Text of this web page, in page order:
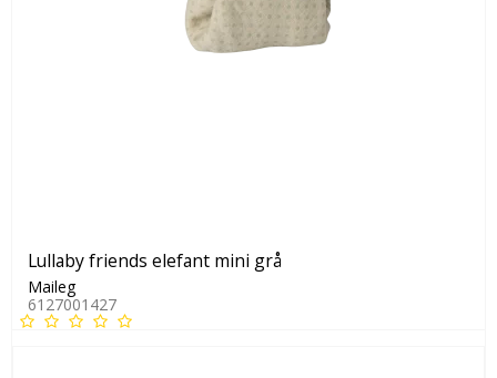
Lullaby friends elefant mini grå
Maileg
6127001427